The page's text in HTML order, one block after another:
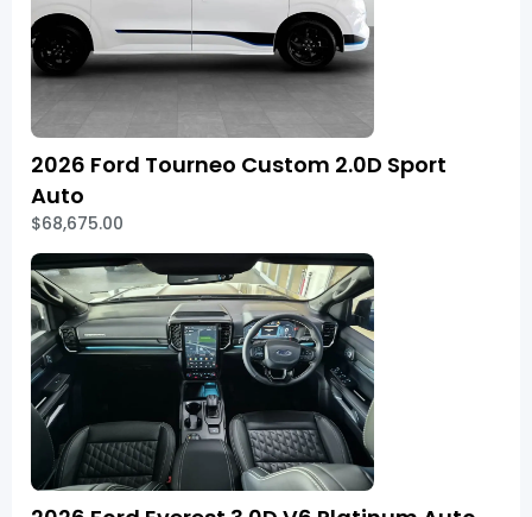
2026 Ford Tourneo Custom 2.0D Sport
Auto
$68,675.00